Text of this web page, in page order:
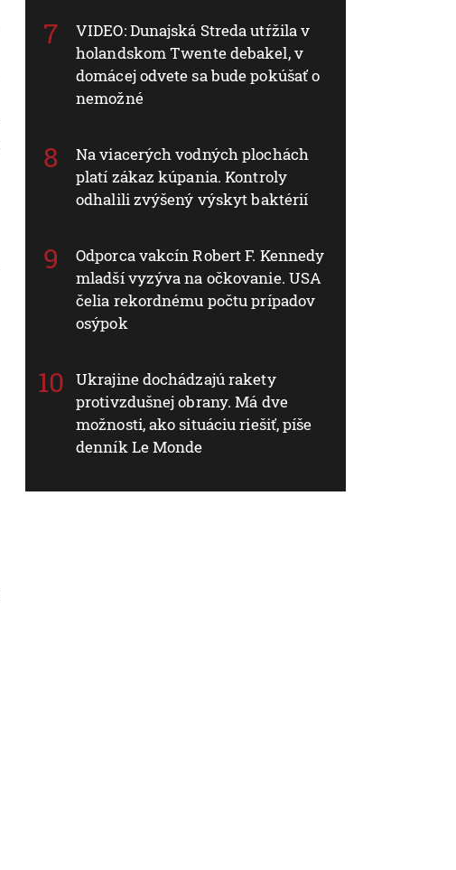
VIDEO: Dunajská Streda utŕžila v
holandskom Twente debakel, v
domácej odvete sa bude pokúšať o
nemožné
Na viacerých vodných plochách
platí zákaz kúpania. Kontroly
odhalili zvýšený výskyt baktérií
Odporca vakcín Robert F. Kennedy
mladší vyzýva na očkovanie. USA
čelia rekordnému počtu prípadov
osýpok
Ukrajine dochádzajú rakety
protivzdušnej obrany. Má dve
možnosti, ako situáciu riešiť, píše
denník Le Monde